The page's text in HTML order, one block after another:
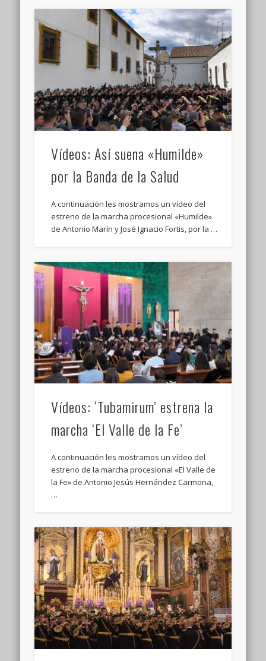
Vídeos: Así suena «Humilde»
por la Banda de la Salud
A continuación les mostramos un vídeo del
estreno de la marcha procesional «Humilde»
de Antonio Marín y José Ignacio Fortis, por la …
Vídeos: ‘Tubamirum’ estrena la
marcha ‘El Valle de la Fe’
A continuación les mostramos un vídeo del
estreno de la marcha procesional «El Valle de
la Fe» de Antonio Jesús Hernández Carmona,
…